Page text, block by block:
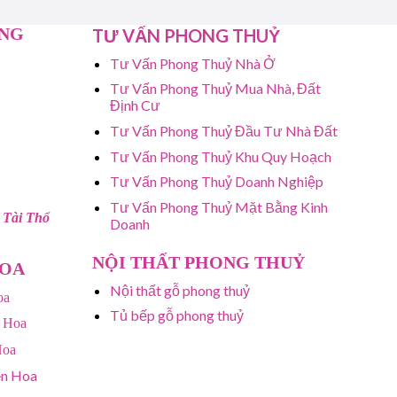
Thổ
Hoa
TƯ VẤN PHONG THUỶ
Tư Vấn Phong Thuỷ Nhà Ở
Tư Vấn Phong Thuỷ Mua Nhà, Đất
Định Cư
Tư Vấn Phong Thuỷ Đầu Tư Nhà Đất
Tư Vấn Phong Thuỷ Khu Quy Hoạch
Tư Vấn Phong Thuỷ Doanh Nghiệp
Tư Vấn Phong Thuỷ Mặt Bằng Kinh
Doanh
NỘI THẤT PHONG THUỶ
Nội thất gỗ phong thuỷ
Tủ bếp gỗ phong thuỷ